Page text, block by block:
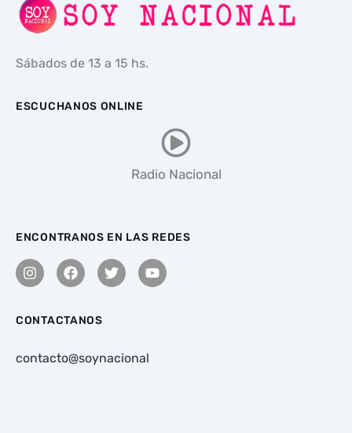
Sábados de 13 a 15 hs.
ESCUCHANOS ONLINE
Radio Nacional
ENCONTRANOS EN LAS REDES
CONTACTANOS
contacto@soynacional